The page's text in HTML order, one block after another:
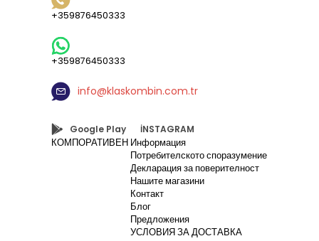
+359876450333
+359876450333
info@klaskombin.com.tr
Google Play
İNSTAGRAM
КОМПОРАТИВЕН Информация
Потребителското споразумение
Декларация за поверителност
Нашите магазини
Контакт
Блог
Предложения
УСЛОВИЯ ЗА ДОСТАВКА